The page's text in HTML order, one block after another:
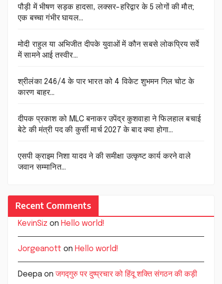
पौड़ी में भीषण सड़क हादसा, लक्सर-हरिद्वार के 5 लोगों की मौत;
एक बच्चा गंभीर घायल…
मोदी राहुल या अभिजीत दीपके युवाओं में कौन सबसे लोकप्रिय सर्वे
में सामने आई तस्वीर…
श्रीलंका 246/4 के पार भारत को 4 विकेट शुभमन गिल चोट के
कारण बाहर…
दीपक प्रकाश को MLC बनाकर उपेंद्र कुशवाहा ने फिलहाल बचाई
बेटे की मंत्री पद की कुर्सी मार्च 2027 के बाद क्या होगा…
एसपी क्राइम निशा यादव ने की समीक्षा उत्कृष्ट कार्य करने वाले
जवान सम्मानित…
Recent Comments
KevinSiz on Hello world!
Jorgeanott on Hello world!
Deepa onजगद्गुरु पर दुष्प्रचार को हिंदू शक्ति संगठन की कड़ी